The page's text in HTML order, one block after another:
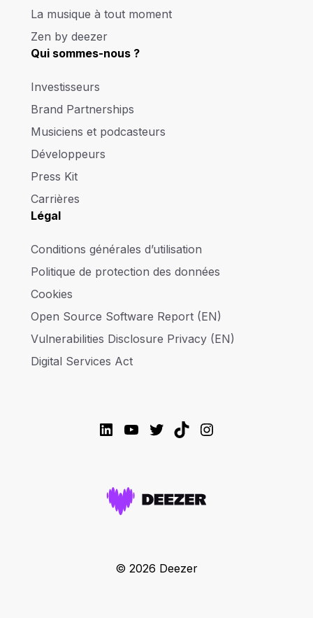
La musique à tout moment
Zen by deezer
Qui sommes-nous ?
Investisseurs
Brand Partnerships
Musiciens et podcasteurs
Développeurs
Press Kit
Carrières
Légal
Conditions générales d’utilisation
Politique de protection des données
Cookies
Open Source Software Report (EN)
Vulnerabilities Disclosure Privacy (EN)
Digital Services Act
LinkedIn
YouTube
Twitter
TikTokInstagram
© 2026 Deezer